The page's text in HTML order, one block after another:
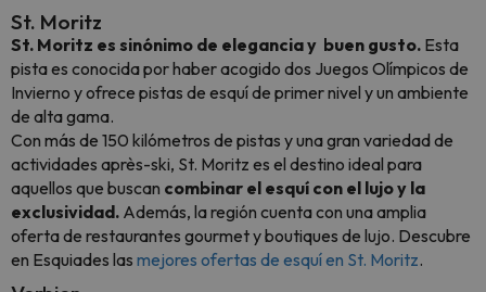
St. Moritz
St. Moritz es sinónimo de elegancia y buen gusto. Esta
pista es conocida por haber acogido dos Juegos Olímpicos de
Invierno y ofrece pistas de esquí de primer nivel y un ambiente
de alta gama.
Con más de 150 kilómetros de pistas y una gran variedad de
actividades après-ski, St. Moritz es el destino ideal para
aquellos que buscan combinar el esquí con el lujo y la
exclusividad. Además, la región cuenta con una amplia
oferta de restaurantes gourmet y boutiques de lujo. Descubre
en Esquiades las mejores ofertas de esquí en St. Moritz.